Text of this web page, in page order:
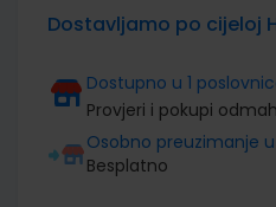
Dostavljamo po cijeloj
Dostupno u 1
Provjeri i pokupi odmah
Osobno preuzimanje
Besplatno